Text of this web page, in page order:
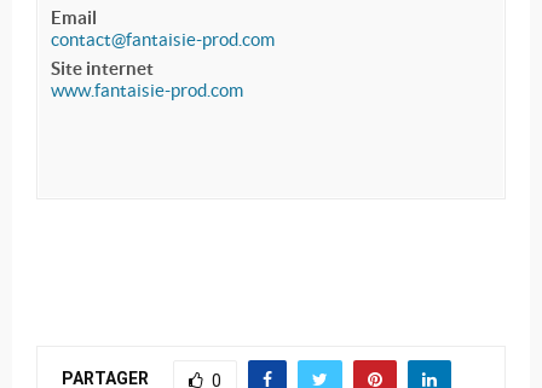
Email
contact@fantaisie-prod.com
Site internet
www.fantaisie-prod.com
PARTAGER 0